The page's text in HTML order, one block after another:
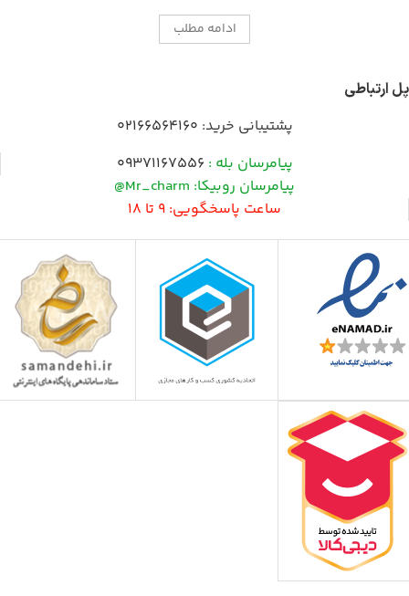
ادامه مطلب
پل ارتباطی
پشتیبانی خرید: 02166564160
پیامرسان بله : 09371167556
پیامرسان روبیکا: Mr_charm@
ساعت پاسخگویی: 9 تا 18